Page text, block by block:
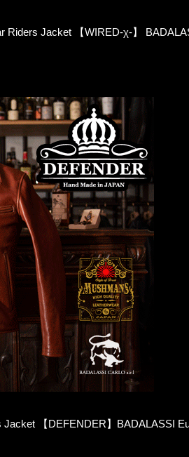
Riders Jacket 【WIRED-χ-】
Jacket 【DEFENDER】BADALASSI